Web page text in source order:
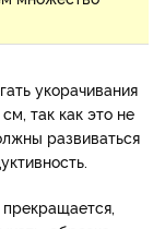
укорачивания
так как это не
развиваться